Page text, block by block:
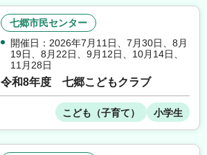
七郷市民センター
開催日：2026年7月11日
7月30日
8月
19日
8月22日 9月12日 10月14日
11月28日
令和8年度 七郷こどもクラブ
こども（子育て） 小学生